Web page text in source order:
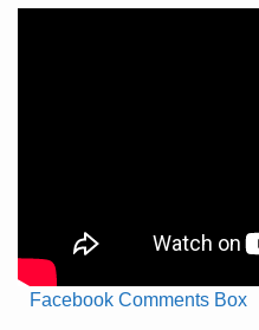
Facebook Comments Box